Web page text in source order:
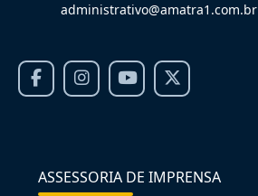
administrativo@amatra1.com.br
ASSESSORIA DE IMPRENSA